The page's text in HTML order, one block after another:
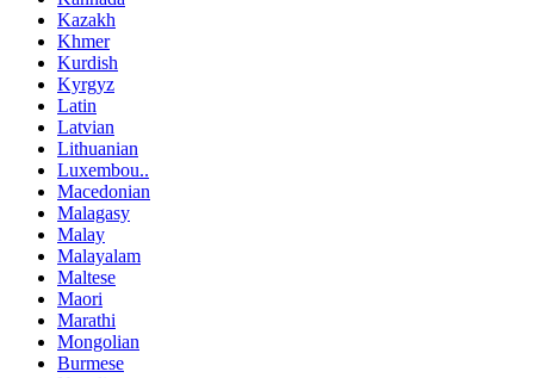
Kazakh
Khmer
Kurdish
Kyrgyz
Latin
Latvian
Lithuanian
Luxembou..
Macedonian
Malagasy
Malay
Malayalam
Maltese
Maori
Marathi
Mongolian
Burmese